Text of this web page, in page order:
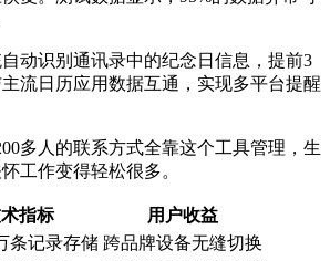
自动识别通讯录中的纪念日信息，提前3
流日历应用数据互通，实现多平台提醒
多人的联系方式全靠这个工具管理，生
工作变得轻松很多。
指标
用户收益
条记录存储 跨品牌设备无缝切换